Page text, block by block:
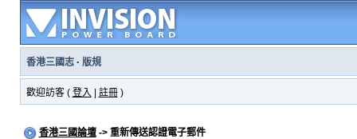
香港三國志· 版規
歡迎訪客 ( 登入 註冊)
香港三國論壇-> 重新傳送認證電子郵件